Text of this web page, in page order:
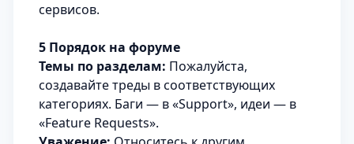
сервисов.
5 Порядок на форуме
Темы по разделам: Пожалуйста,
создавайте треды в соответствующих
категориях. Баги — в «Support», идеи — в
«Feature Requests».